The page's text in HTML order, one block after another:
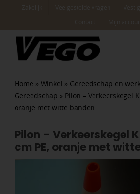
Home » Winkel » Gereedschap en
Gereedschap » Pilon – Verkeerskegel
oranje met witte banden
Pilon – Verkeerskegel
cm PE, oranje met